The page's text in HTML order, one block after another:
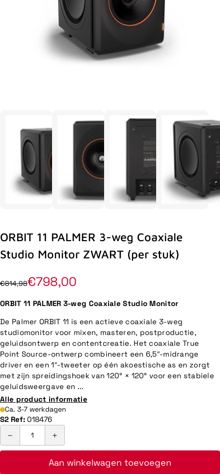
ORBIT 11 PALMER 3-weg Coaxiale
Studio Monitor ZWART (per stuk)
€814,98€798,00
ORBIT 11 PALMER 3-weg Coaxiale Studio Monitor
De Palmer ORBIT 11 is een actieve coaxiale 3-weg
studiomonitor voor mixen, masteren, postproductie,
geluidsontwerp en contentcreatie. Het coaxiale True
Point Source-ontwerp combineert een 6,5″-midrange
driver en een 1″-tweeter op één akoestische as en zorgt
met zijn spreidingshoek van 120° × 120° voor een stabiele
geluidsweergave en ...
Alle product informatie
Ca. 3-7 werkdagen
S2 Ref: 018476
Aan winkelwagen toevoegen